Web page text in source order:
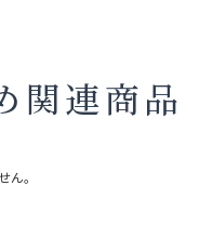
関連商品
ん。